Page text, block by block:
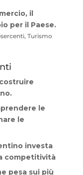
il
per il Paese.
Turismo
le
le
investa
competitività
pesa sui più